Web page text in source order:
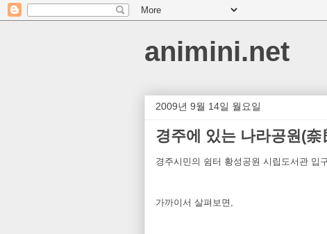
animini.net
2009년 9월 14일 월요일
경주에 있는 나라공원(奈
경주시민의 쉼터 황성공원 시립도서관 입
가까이서 살펴보면,